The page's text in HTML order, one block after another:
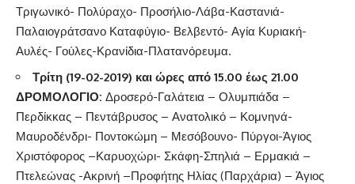
Τριγωνικό- Πολύραχο- Προσήλιο-Λάβα-Καστανιά-
Παλαιογράτσανο Καταφύγιο- Βελβεντό- Αγία Κυριακή-
Αυλές- Γούλες-Κρανίδια-Πλατανόρευμα.
Τρίτη (19-02-2019) και ώρες από 15.00 έως 21.00
ΔΡΟΜΟΛΟΓΙΟ: Δροσερό-Γαλάτεια – Ολυμπιάδα –
Περδίκκας – Πεντάβρυσος – Ανατολικό – Κομνηνά-
Μαυροδένδρι- Ποντοκώμη – Μεσόβουνο- Πύργοι-Άγιος
Χριστόφορος –Καρυοχώρι- Σκάφη-Σπηλιά – Ερμακιά –
Πτελεώνας -Ακρινή –Προφήτης Ηλίας (Παρχάρια) – Άγιος